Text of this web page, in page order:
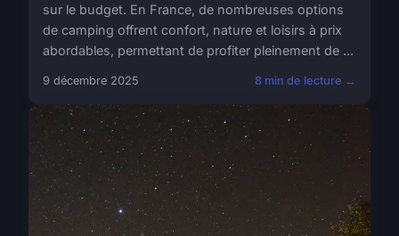
sur le budget. En France, de nombreuses options
de camping offrent confort, nature et loisirs à prix
abordables, permettant de profiter pleinement de ...
9 décembre 2025 8 min de lecture →